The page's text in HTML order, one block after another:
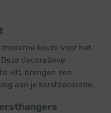
keuze voor het
decoratieve
vilt, brengen een
aan je kerstdecoratie.